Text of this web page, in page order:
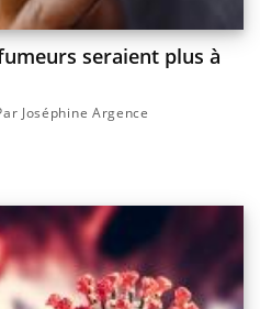
seraient plus à
Joséphine Argence